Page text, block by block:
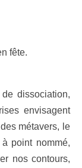
fête.
dissociation,
envisagent
métavers, le
point nommé,
nos contours,